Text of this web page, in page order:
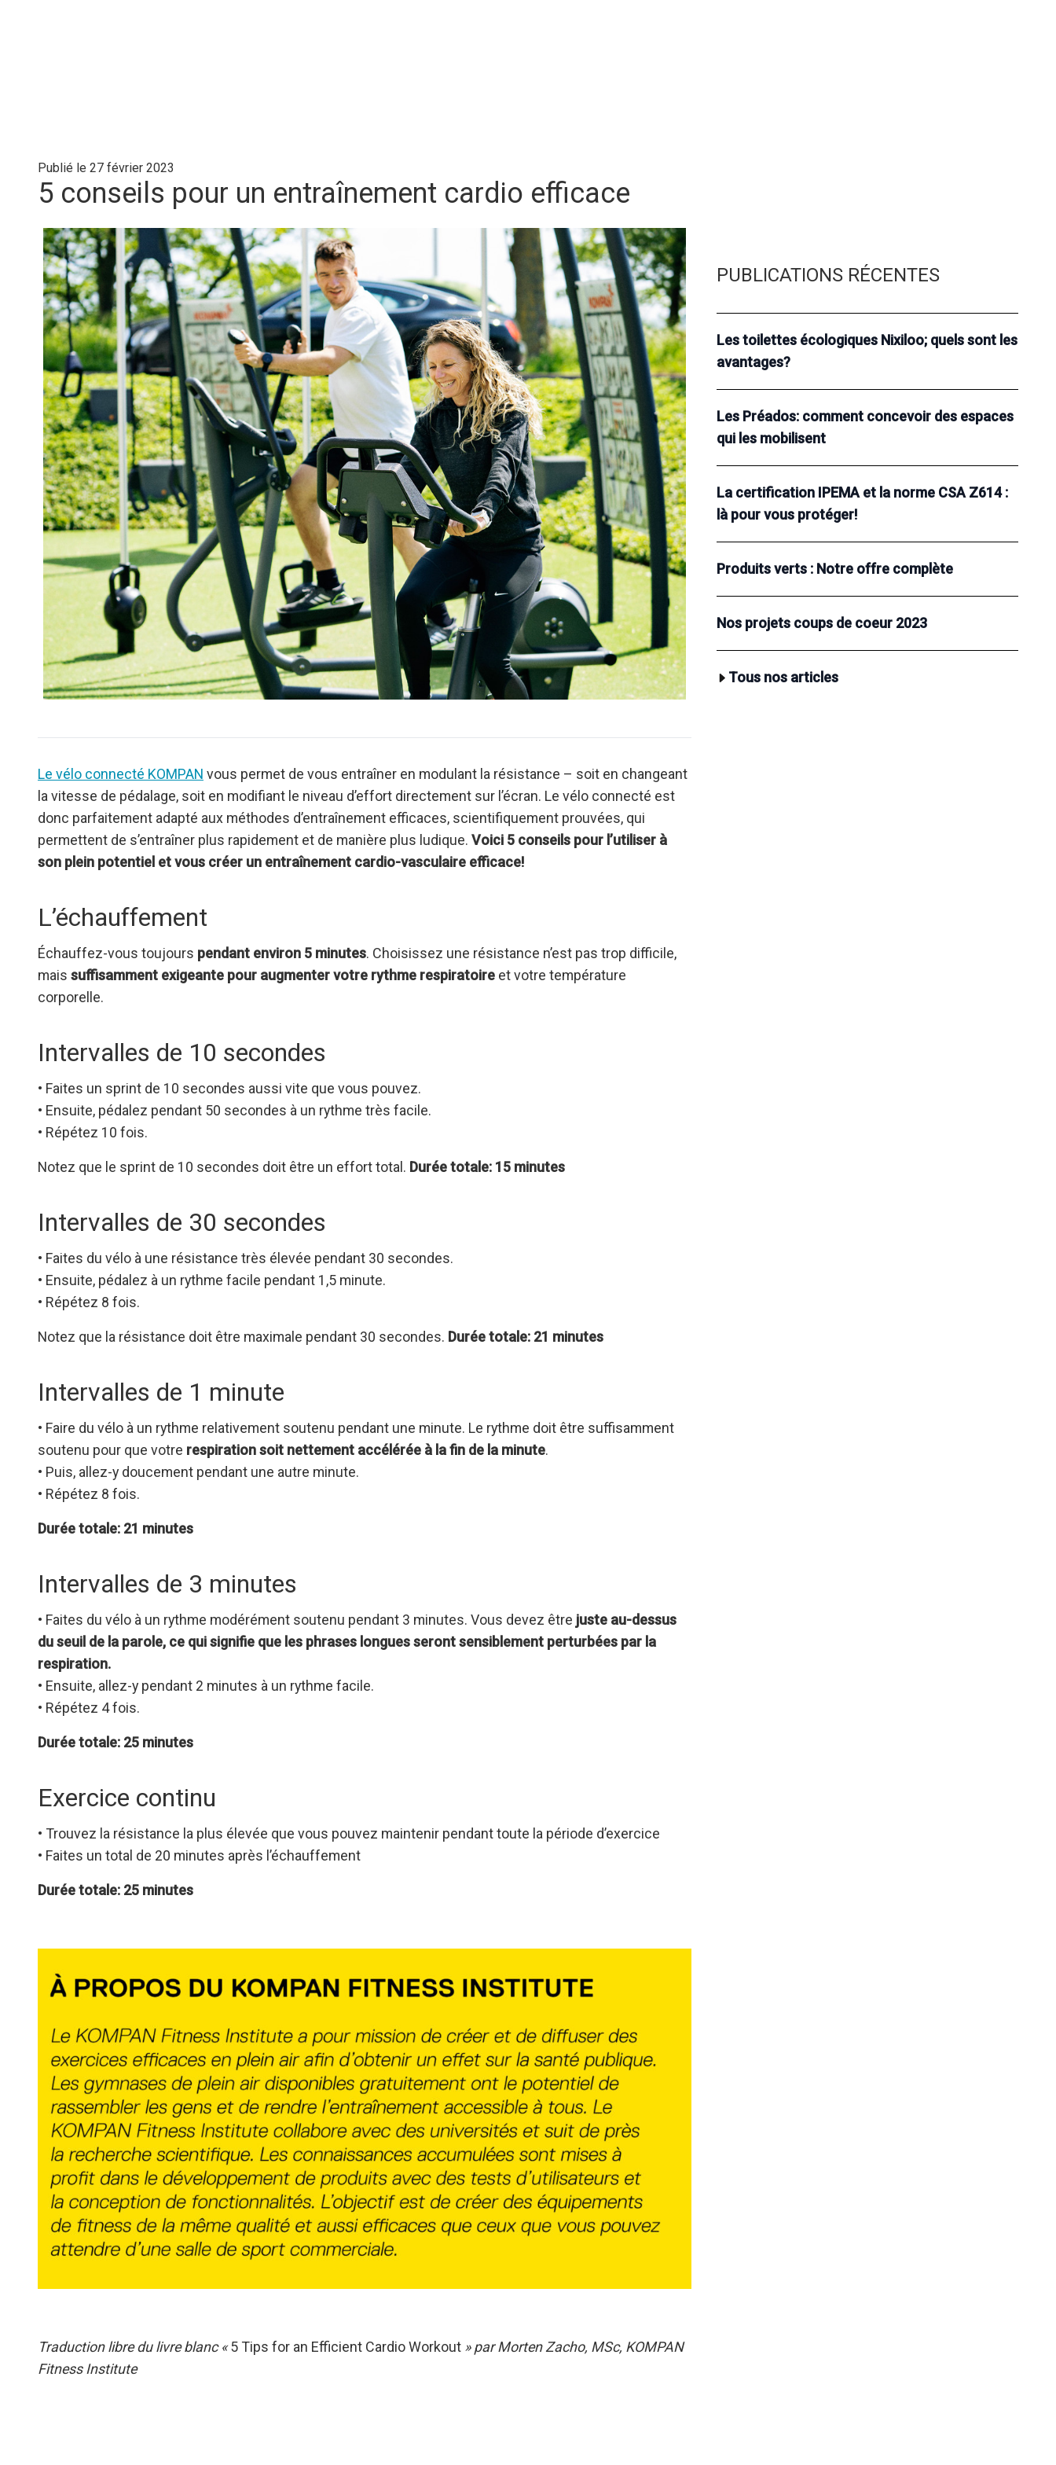
Publié le 27 février 2023
5 conseils pour un entraînement cardio efficace
Le vélo connecté KOMPAN vous permet de vous entraîner en modulant la résistance – soit en changeant
la vitesse de pédalage, soit en modifiant le niveau d’effort directement sur l’écran. Le vélo connecté est
donc parfaitement adapté aux méthodes d’entraînement efficaces, scientifiquement prouvées, qui
permettent de s’entraîner plus rapidement et de manière plus ludique. Voici 5 conseils pour l’utiliser à
son plein potentiel et vous créer un entraînement cardio-vasculaire efficace!
L’échauffement
Échauffez-vous toujours pendant environ 5 minutes. Choisissez une résistance n’est pas trop difficile,
mais suffisamment exigeante pour augmenter votre rythme respiratoire et votre température
corporelle.
Intervalles de 10 secondes
• Faites un sprint de 10 secondes aussi vite que vous pouvez.
• Ensuite, pédalez pendant 50 secondes à un rythme très facile.
• Répétez 10 fois.
Notez que le sprint de 10 secondes doit être un effort total. Durée totale: 15 minutes
Intervalles de 30 secondes
• Faites du vélo à une résistance très élevée pendant 30 secondes.
• Ensuite, pédalez à un rythme facile pendant 1,5 minute.
• Répétez 8 fois.
Notez que la résistance doit être maximale pendant 30 secondes. Durée totale: 21 minutes
Intervalles de 1 minute
• Faire du vélo à un rythme relativement soutenu pendant une minute. Le rythme doit être suffisamment
soutenu pour que votre respiration soit nettement accélérée à la fin de la minute.
• Puis, allez-y doucement pendant une autre minute.
• Répétez 8 fois.
Durée totale: 21 minutes
Intervalles de 3 minutes
• Faites du vélo à un rythme modérément soutenu pendant 3 minutes. Vous devez être juste au-dessus
du seuil de la parole, ce qui signifie que les phrases longues seront sensiblement perturbées par la
respiration.
• Ensuite, allez-y pendant 2 minutes à un rythme facile.
• Répétez 4 fois.
Durée totale: 25 minutes
Exercice continu
• Trouvez la résistance la plus élevée que vous pouvez maintenir pendant toute la période d’exercice
• Faites un total de 20 minutes après l’échauffement
Durée totale: 25 minutes
Traduction libre du livre blanc «5 Tips for an Efficient Cardio Workout » par Morten Zacho, MSc, KOMPAN
Fitness Institute
PUBLICATIONS RÉCENTES
Les toilettes écologiques Nixiloo; quels sont les
avantages?
Les Préados: comment concevoir des espaces
qui les mobilisent
La certification IPEMA et la norme CSA Z614 :
là pour vous protéger!
Produits verts : Notre offre complète
Nos projets coups de coeur 2023
Tous nos articles